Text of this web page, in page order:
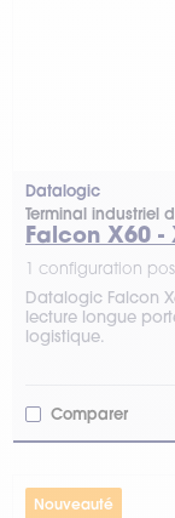
Datalogic
Terminal industriel
Falcon X60 -
1 configuration
Datalogic Falcon
lecture longue
logistique.
Comparer
Nouveauté